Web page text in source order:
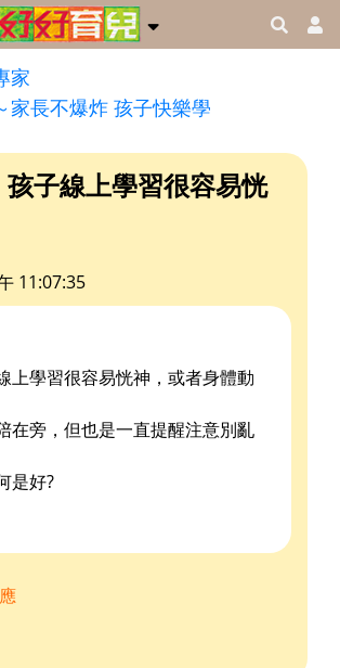
家
家長不爆炸 孩子快樂學
孩子線上學習很容易恍
11:07:35
上學習很容易恍神，或者身體動
在旁，但也是一直提醒注意別亂
是好?